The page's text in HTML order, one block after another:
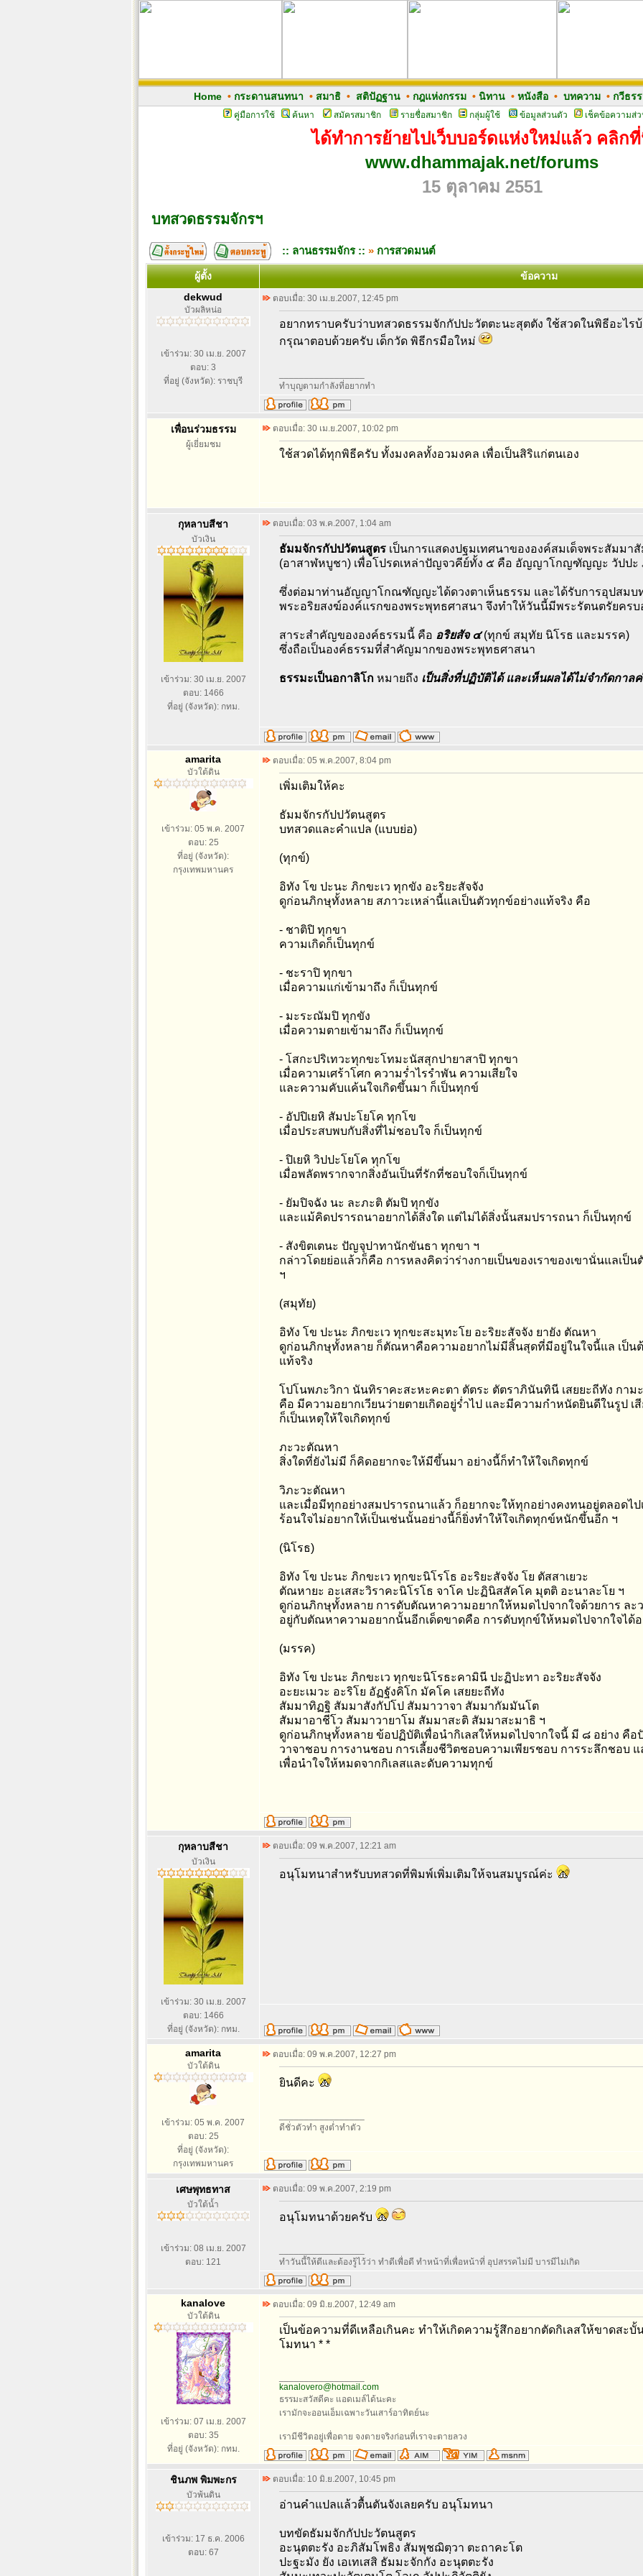
Home• กระดานสนทนา • สมาธิ• สติปัฏฐาน• กฎแห่งกรรม• นิทาน• หนังสือ• บทความ• กวีธร
คู่มือการใช้ ค้นหา สมัครสมาชิก รายชื่อสมาชิก กลุ่มผู้ใช้ ข้อมูลส่วนตัว เช็คข้อความส่
ได้ทำการย้ายไปเว็บบอร์ดแห่งใหม่แล้ว คลิก
www.dhammajak.net/forums
15 ตุลาคม 2551
บทสวดธรรมจักรฯ
:: ลานธรรมจักร :: » การสวดมนต์
ผู้ตั้ง
ข้อความ
dekwud
บัวผลิหน่อ
เข้าร่วม: 30 เม.ย. 2007
ตอบ: 3
ที่อยู่ (จังหวัด): ราชบุรี
ตอบเมื่อ: 30 เม.ย.2007, 12:45 pm
อยากทราบครับว่าบทสวดธรรมจักกัปปะวัตตะนะสุตตัง ใช้สวดในพิธีอะไรบ้
กรุณาตอบด้วยครับ เด็กวัด พิธีกรมือใหม่
ทำบุญตามกำลังที่อยากทำ
เพื่อนร่วมธรรม
ผู้เยี่ยมชม
ตอบเมื่อ: 30 เม.ย.2007, 10:02 pm
ใช้สวดได้ทุกพิธีครับ ทั้งมงคลทั้งอวมงคล เพื่อเป็นสิริแก่ตนเอง
กุหลาบสีชา
บัวเงิน
เข้าร่วม: 30 เม.ย. 2007
ตอบ: 1466
ที่อยู่ (จังหวัด): กทม.
ตอบเมื่อ: 03 พ.ค.2007, 1:04 am
ธัมมจักรกัปปวัตนสูตร เป็นการแสดงปฐมเทศนาขององค์สมเด็จพระสัมมา
(อาสาฬหบูชา) เพื่อโปรดเหล่าปัญจวคีย์ทั้ง ๕ คือ อัญญาโกญฑัญญะ วัปปะ
ซึ่งต่อมาท่านอัญญาโกณฑัญญะได้ดวงตาเห็นธรรม และได้รับการอุปสมบ
พระอริยสงฆ์องค์แรกของพระพุทธศาสนา จึงทำให้วันนี้มีพระรัตนตรัยครบ
สาระสำคัญขององค์ธรรมนี้ คือ อริยสัจ ๔ (ทุกข์ สมุทัย นิโรธ และมรรค)
ซึ่งถือเป็นองค์ธรรมที่สำคัญมากของพระพุทธศาสนา
ธรรมะเป็นอกาลิโก หมายถึง เป็นสิ่งที่ปฏิบัติได้ และเห็นผลได้ไม่จำกัดกาล
amarita
บัวใต้ดิน
เข้าร่วม: 05 พ.ค. 2007
ตอบ: 25
ที่อยู่ (จังหวัด):
กรุงเทพมหานคร
ตอบเมื่อ: 05 พ.ค.2007, 8:04 pm
เพิ่มเติมให้คะ
ธัมมจักรกัปปวัตนสูตร
บทสวดและคำแปล (แบบย่อ)
(ทุกข์)
อิทัง โข ปะนะ ภิกขะเว ทุกขัง อะริยะสัจจัง
ดูก่อนภิกษุทั้งหลาย สภาวะเหล่านี้แลเป็นตัวทุกข์อย่างแท้จริง คือ
- ชาติปิ ทุกขา
ความเกิดก็เป็นทุกข์
- ชะราปิ ทุกขา
เมื่อความแก่เข้ามาถึง ก็เป็นทุกข์
- มะระณัมปิ ทุกขัง
เมื่อความตายเข้ามาถึง ก็เป็นทุกข์
- โสกะปริเทวะทุกขะโทมะนัสสุกปายาสาปิ ทุกขา
เมื่อความเศร้าโศก ความร่ำไรรำพัน ความเสียใจ
และความคับแค้นใจเกิดขึ้นมา ก็เป็นทุกข์
- อัปปิเยหิ สัมปะโยโค ทุกโข
เมื่อประสบพบกับสิ่งที่ไม่ชอบใจ ก็เป็นทุกข์
- ปิเยหิ วิปปะโยโค ทุกโข
เมื่อพลัดพรากจากสิ่งอันเป็นที่รักที่ชอบใจก็เป็นทุกข์
- ยัมปิจฉัง นะ ละภะติ ตัมปิ ทุกขัง
และแม้คิดปรารถนาอยากได้สิ่งใด แต่ไม่ได้สิ่งนั้นสมปรารถนา ก็เป็นทุกข์
- สังขิตเตนะ ปัญจุปาทานักขันธา ทุกขา ฯ
กล่าวโดยย่อแล้วก็คือ การหลงคิดว่าร่างกายเป็นของเราของเขานั่นแลเป็
ฯ
(สมุทัย)
อิทัง โข ปะนะ ภิกขะเว ทุกขะสะมุทะโย อะริยะสัจจัง ยายัง ตัณหา
ดูก่อนภิกษุทั้งหลาย ก็ตัณหาคือความอยากไม่มีสิ้นสุดที่มีอยู่ในใจนี้แล เป็นต้
แท้จริง
โปโนพภะวิกา นันทิราคะสะหะคะตา ตัตระ ตัตราภินันทินี เสยยะถีทัง กา
คือ มีความอยากเวียนว่ายตายเกิดอยู่ร่ำไป และมีความกำหนัดยินดีในรูป เ
ก็เป็นเหตุให้ใจเกิดทุกข์
ภะวะตัณหา
สิ่งใดที่ยังไม่มี ก็คิดอยากจะให้มีขึ้นมา อย่างนี้ก็ทำให้ใจเกิดทุกข์
วิภะวะตัณหา
และเมื่อมีทุกอย่างสมปรารถนาแล้ว ก็อยากจะให้ทุกอย่างคงทนอยู่ตลอดไ
ร้อนใจไม่อยากให้เป็นเช่นนั้นอย่างนี้ก็ยิ่งทำให้ใจเกิดทุกข์หนักขึ้นอีก ฯ
(นิโรธ)
อิทัง โข ปะนะ ภิกขะเว ทุกขะนิโรโธ อะริยะสัจจัง โย ตัสสาเยวะ
ตัณหายะ อะเสสะวิราคะนิโรโธ จาโค ปะฏินิสสัคโค มุตติ อะนาละโย ฯ
ดูก่อนภิกษุทั้งหลาย การดับตัณหาความอยากให้หมดไปจากใจด้วยการ ละ
อยู่กับตัณหาความอยากนั้นอีกเด็ดขาดคือ การดับทุกข์ให้หมดไปจากใจได้อ
(มรรค)
อิทัง โข ปะนะ ภิกขะเว ทุกขะนิโรธะคามินี ปะฏิปะทา อะริยะสัจจัง
อะยะเมวะ อะริโย อัฏฐังคิโก มัคโค เสยยะถีทัง
สัมมาทิฏฐิ สัมมาสังกัปโป สัมมาวาจา สัมมากัมมันโต
สัมมาอาชีโว สัมมาวายาโม สัมมาสะติ สัมมาสะมาธิ ฯ
ดูก่อนภิกษุทั้งหลาย ข้อปฏิบัติเพื่อนำกิเลสให้หมดไปจากใจนี้ มี ๘ อย่าง คื
วาจาชอบ การงานชอบ การเลี้ยงชีวิตชอบความเพียรชอบ การระลึกชอบ
เพื่อนำใจให้หมดจากกิเลสและดับความทุกข์
กุหลาบสีชา
บัวเงิน
เข้าร่วม: 30 เม.ย. 2007
ตอบ: 1466
ที่อยู่ (จังหวัด): กทม.
ตอบเมื่อ: 09 พ.ค.2007, 12:21 am
อนุโมทนาสำหรับบทสวดที่พิมพ์เพิ่มเติมให้จนสมบูรณ์ค่ะ
amarita
บัวใต้ดิน
เข้าร่วม: 05 พ.ค. 2007
ตอบ: 25
ที่อยู่ (จังหวัด):
กรุงเทพมหานคร
ตอบเมื่อ: 09 พ.ค.2007, 12:27 pm
ยินดีคะ
ดีชั่วตัวทำ สูงต่ำทำตัว
เศษพุทธทาส
บัวใต้น้ำ
เข้าร่วม: 08 เม.ย. 2007
ตอบ: 121
ตอบเมื่อ: 09 พ.ค.2007, 2:19 pm
อนุโมทนาด้วยครับ
ทำวันนี้ให้ดีและต้องรู้ไว้ว่า ทำดีเพื่อดี ทำหน้าที่เพื่อหน้าที่ อุปสรรคไม่มี บารมีไม่เกิด
kanalove
บัวใต้ดิน
เข้าร่วม: 07 เม.ย. 2007
ตอบ: 35
ที่อยู่ (จังหวัด): กทม.
ตอบเมื่อ: 09 มิ.ย.2007, 12:49 am
เป็นข้อความที่ดีเหลือเกินคะ ทำให้เกิดความรู้สึกอยากตัดกิเลสให้ขาดสะบั้
โมทนา * *
kanalovero@hotmail.com
ธรรมะสวัสดีคะ แอดเมล์ได้นะคะ
เรามักจะออนเอ็มเฉพาะวันเสาร์อาทิตย์นะ
เรามีชีวิตอยู่เพื่อตาย จงตายจริงก่อนที่เราจะตายลวง
ชินภพ พิมพะกร
บัวพ้นดิน
เข้าร่วม: 17 ธ.ค. 2006
ตอบ: 67
ตอบเมื่อ: 10 มิ.ย.2007, 10:45 pm
อ่านคำแปลแล้วตื้นตันจังเลยครับ อนุโมทนา
บทขัดธัมมจักกัปปะวัตนสูตร
อะนุตตะรัง อะภิสัมโพธิง สัมพุชฌิตฺวา ตะถาคะโต
ปะฐะมัง ยัง เอเทเสสิ ธัมมะจักกัง อะนุตตะรัง